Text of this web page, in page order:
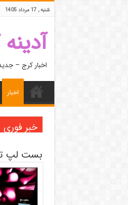
شنبه , 17 مرداد 1405
اخبار کرج –
اخبار
خبر فوری
بست لپ